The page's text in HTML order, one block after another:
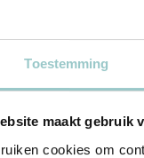
Toestemming
maakt gebruik
cookies om